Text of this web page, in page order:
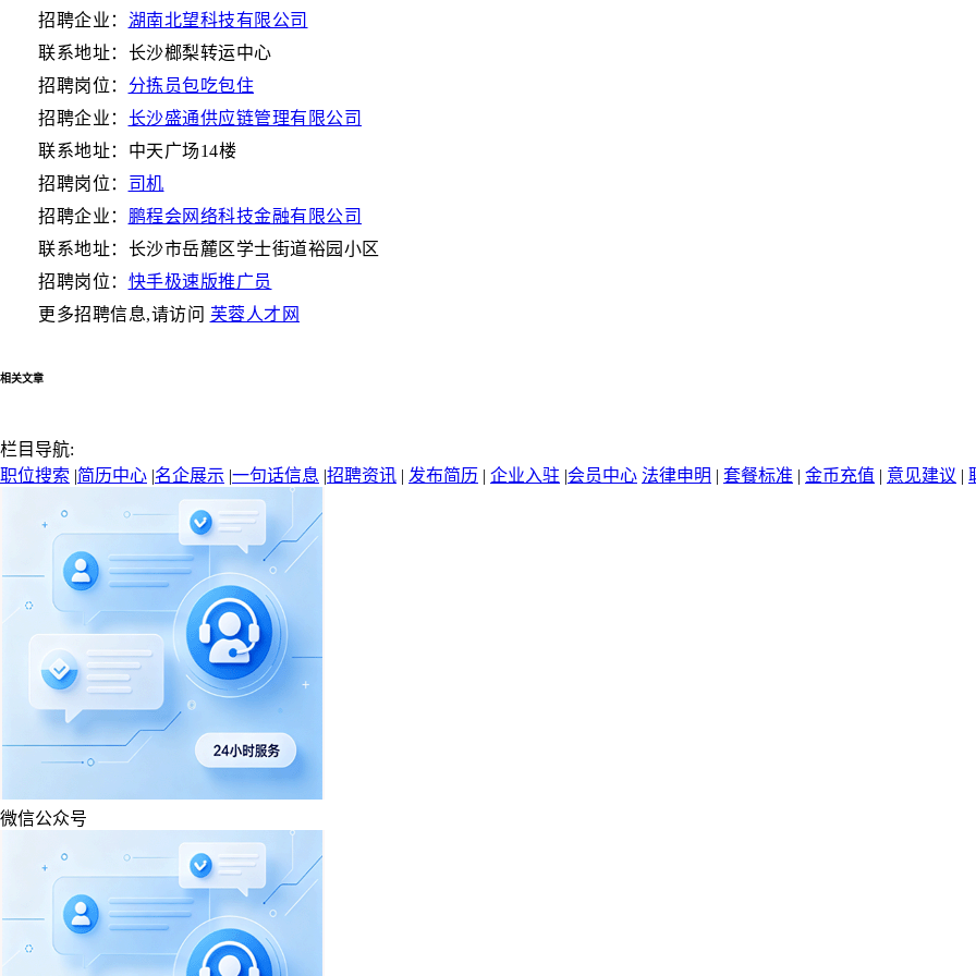
招聘企业： 湖南北望科技有限公司
联系地址：长沙榔梨转运中心
招聘岗位： 分拣员包吃包住
招聘企业： 长沙盛通供应链管理有限公司
联系地址：中天广场14楼
招聘岗位： 司机
招聘企业： 鹏程会网络科技金融有限公司
联系地址：长沙市岳麓区学士街道裕园小区
招聘岗位： 快手极速版推广员
更多招聘信息,请访问 芙蓉人才网
相关文章
栏目导航:
职位搜索 |简历中心 |名企展示 |一句话信息 |招聘资讯 | 发布简历 | 企业入驻 |会员中心 法律申明 | 套餐标准 | 金币充值 | 意见建议 |
微信公众号